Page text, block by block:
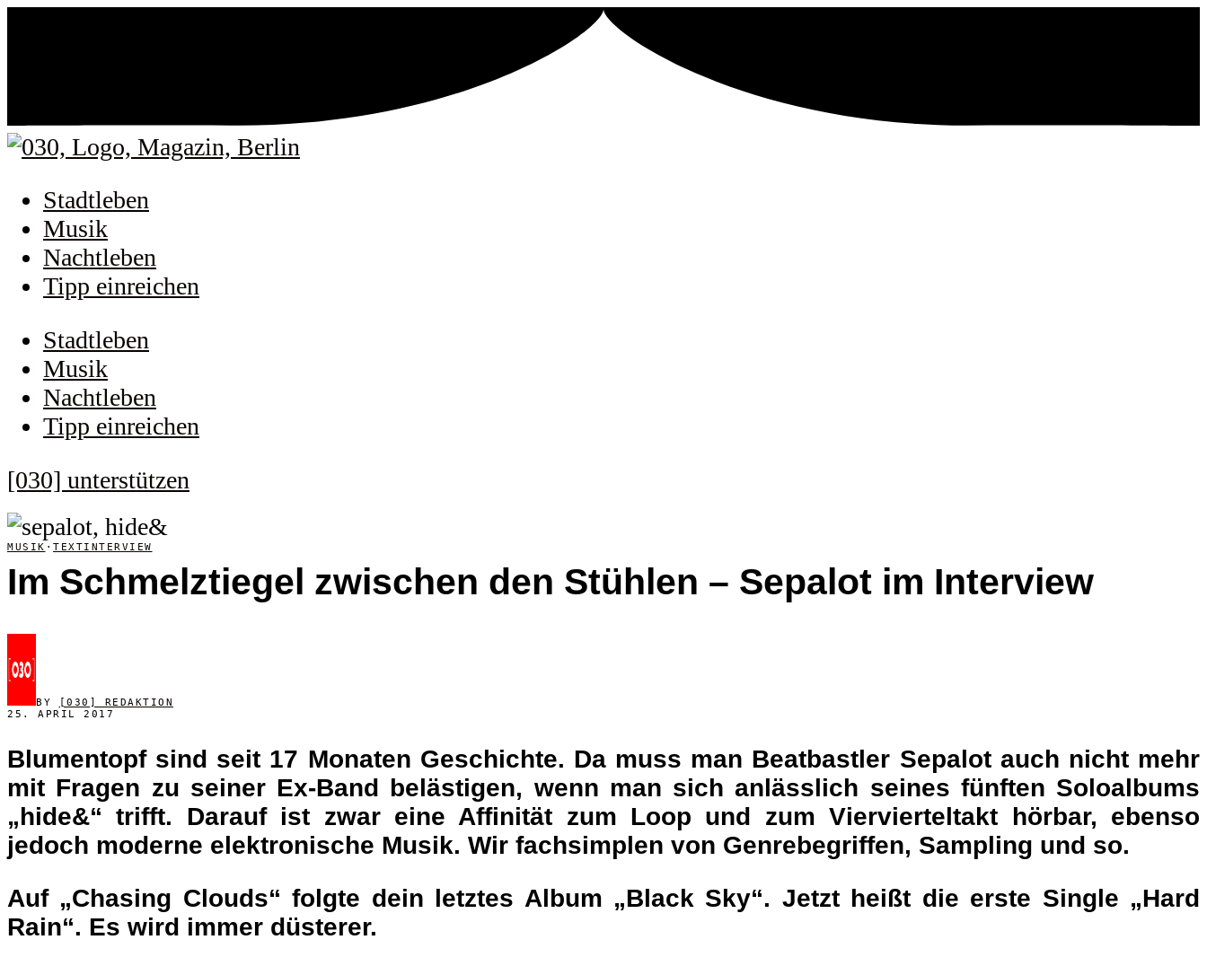
Stadtleben
Musik
Nachtleben
Tipp einreichen
Stadtleben
Musik
Nachtleben
Tipp einreichen
[030] unterstützen
MUSIK · TEXTINTERVIEW
Im Schmelztiegel zwischen den Stühlen – Sepalot im Interview
BY
[030] REDAKTION
25. APRIL 2017
Blumentopf sind seit 17 Monaten Geschichte. Da muss man Beatbastler Sepalot auch nicht mehr
mit Fragen zu seiner Ex-Band belästigen, wenn man sich anlässlich seines fünften Soloalbums
„hide&“ trifft. Darauf ist zwar eine Affinität zum Loop und zum Viervierteltakt hörbar, ebenso
jedoch moderne elektronische Musik. Wir fachsimplen von Genrebegriffen, Sampling und so.
Auf „Chasing Clouds“ folgte dein letztes Album „Black Sky“. Jetzt heißt die erste Single „Hard
Rain“. Es wird immer düsterer.